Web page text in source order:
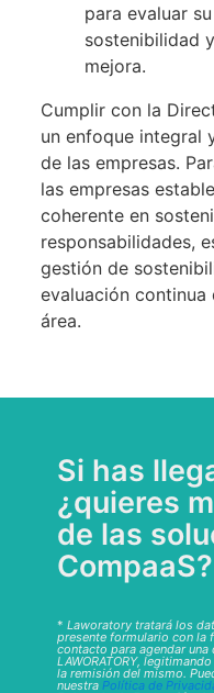
para evaluar
sostenibilidad
mejora.
Cumplir con la
un enfoque integral
de las empresas.
las empresas
coherente en
responsabilidades,
gestión de
evaluación continua
área.
Si has
¿quieres
de las
CompaaS?
* Laworatory tratará los
presente formulario con la
contacto para agendar
LAWORATORY,
la remisión del mismo.
nuestra Política de